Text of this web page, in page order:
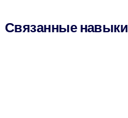
Связанные навыки